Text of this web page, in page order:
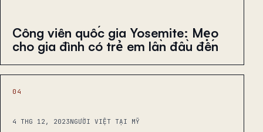
Công viên quốc gia Yosemite: Mẹo
cho gia đình có trẻ em lần đầu đến
04
4 THG 12, 2023NGƯỜI VIỆT TẠI MỸ